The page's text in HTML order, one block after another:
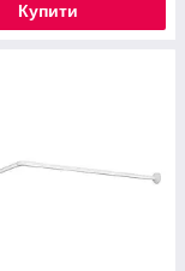
Купити